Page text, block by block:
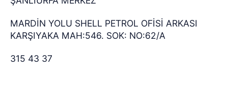
MARDİN YOLU SHELL PETROL OFİSİ ARKASI
KARŞIYAKA MAH:546. SOK: NO:62/A
315 43 37